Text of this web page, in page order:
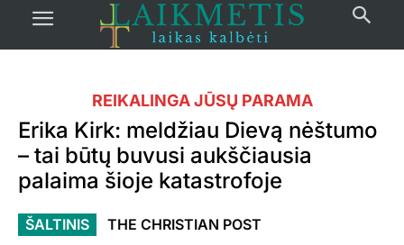
REIKALINGA JŪSŲ PARAMA
Erika Kirk: meldžiau Dievą nėštumo
– tai būtų buvusi aukščiausia
palaima šioje katastrofoje
ŠALTINIS THE CHRISTIAN POST